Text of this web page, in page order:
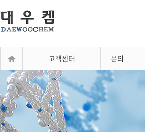
고객센터 문의